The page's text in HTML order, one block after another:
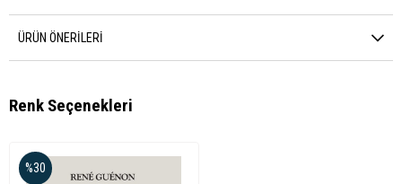
ÜRÜN ÖNERILERI
Renk Seçenekleri
%30